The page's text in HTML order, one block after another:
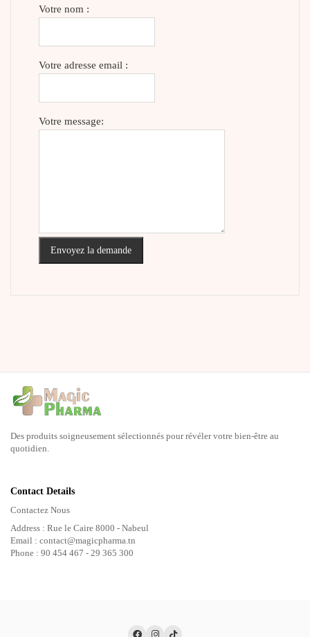
Votre nom :
Votre adresse email :
Votre message:
Envoyez la demande
Des produits soigneusement sélectionnés pour révéler votre bien-être au
quotidien.
Contact Details
Contactez Nous
Address : Rue le Caire 8000 - Nabeul
Email : contact@magicpharma.tn
Phone : 90 454 467 - 29 365 300